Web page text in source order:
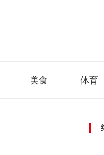
美食 体育